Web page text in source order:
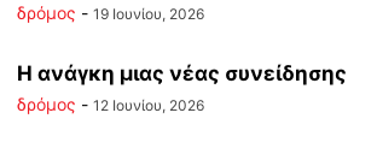
δρόμος - 19 Ιουνίου, 2026
Η ανάγκη μιας νέας συνείδησης
δρόμος - 12 Ιουνίου, 2026